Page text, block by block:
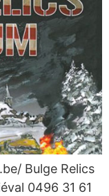
Bulge Relics
0496 31 61